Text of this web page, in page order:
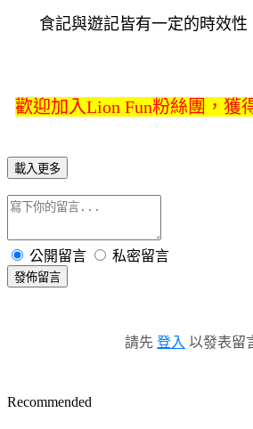
食記與遊記皆有一定的時效性
歡迎加入Lion Fun粉絲團，獲
載入更多
公開留言 私密留言
發佈留言
請先 登入 以發表留
Recommended